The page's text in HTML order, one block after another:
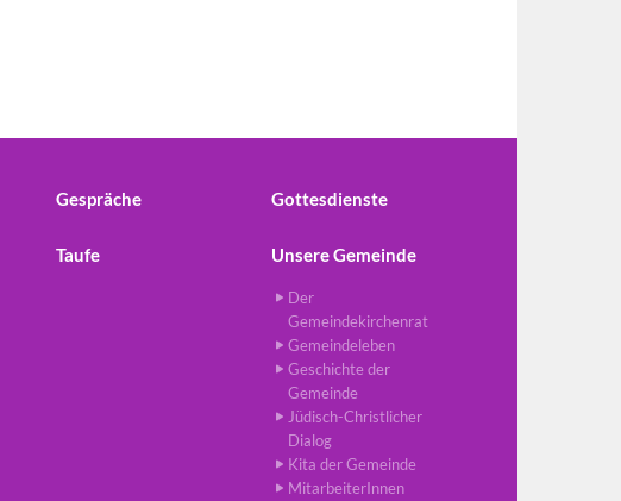
Gespräche Gottesdienste
Taufe Unsere Gemeinde
Der
Gemeindekirchenrat
Gemeindeleben
Geschichte der
Gemeinde
Jüdisch-Christlicher
Dialog
Kita der Gemeinde
MitarbeiterInnen